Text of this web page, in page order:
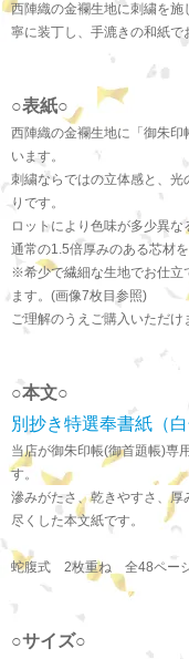
西陣織の金襴生地に刺繍を
寧に装丁し、手漉きの和紙で
○表紙○
西陣織の金襴生地に「御朱
います。
刺繍ならではの立体感と、
りです。
ロットにより色味が多少異
通常の1.5倍厚みのある芯材を
※希少で繊細な生地でお仕立
ます。(画像7枚目参照)
ご理解のうえご購入いただ
○本文○
別抄き特選奉書紙（白
当店が御朱印帳(御首題帳)専
す。
滲みがたさ、乾きやすさ、厚
尽くした本文紙です。
蛇腹式 2枚重ね 全48ペー
○サイズ○